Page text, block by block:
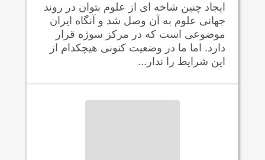
ایجاد چنین شاخه ای از علوم بتوان در روند
جهانی علوم به آن وصل شد و آنگاه ایران
موضوعی است که در مرکز سوژه قرار
دارد. اما ما در وضعیت کنونی هیچکدام از
این شرایط را ندار...